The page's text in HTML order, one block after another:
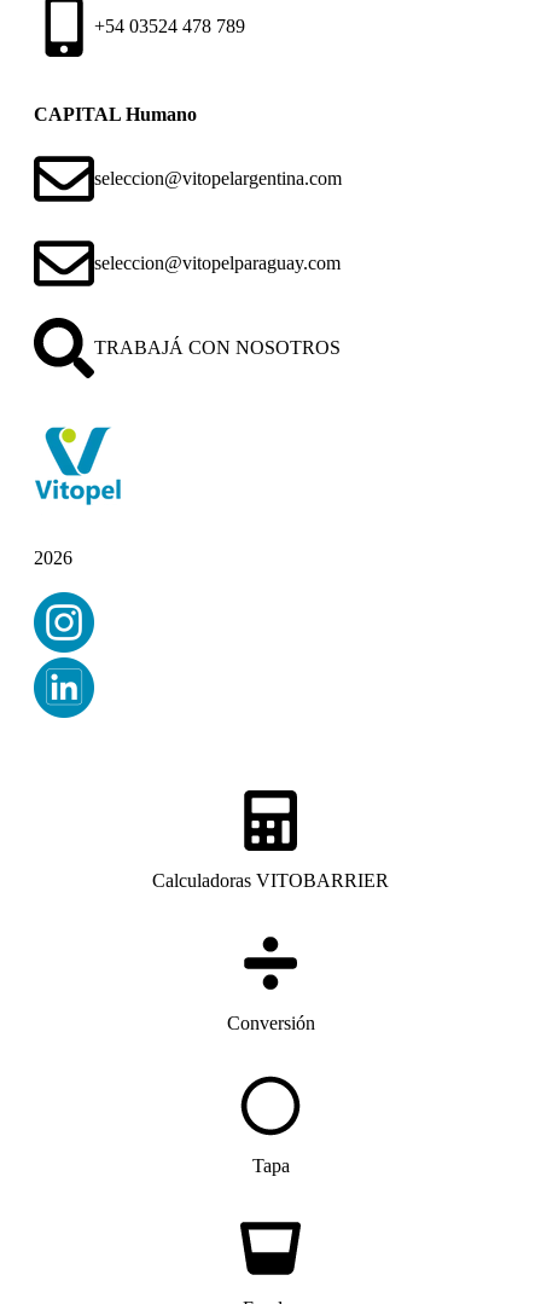
+54 03524 478 789​
CAPITAL Humano
seleccion@vitopelargentina.com
seleccion@vitopelparaguay.com
TRABAJÁ CON NOSOTROS
2026
Calculadoras VITOBARRIER
Conversión
Tapa